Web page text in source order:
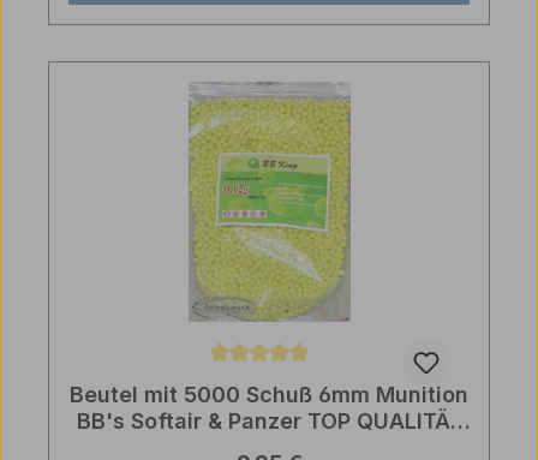
Durchschnittliche Bewertung von 5 von 5 Sternen
Beutel mit 5000 Schuß 6mm Munition
BB's Softair & Panzer TOP QUALITÄT